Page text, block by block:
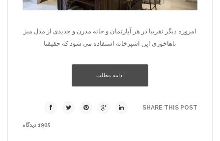
امروزه دیگر تقریبا در هر آپارتمان و خانه مدرن و جدیدی از مدل میز
ناهاخوری اپن آشپزخانه استفاده می شود که حقیقتا
ادامه مطلب
SHARE THIS POST
1905 دیدگاه